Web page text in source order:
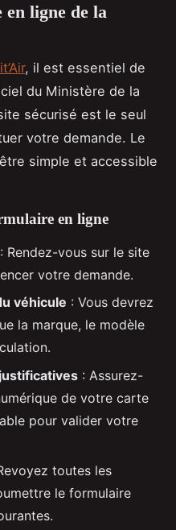
en ligne de la
, il est essentiel de
du Ministère de la
sécurisé est le seul
votre demande. Le
simple et accessible
en ligne
: Rendez-vous sur le site
votre demande.
véhicule : Vous devrez
la marque, le modèle
: Assurez-
de votre carte
pour valider votre
toutes les
le formulaire